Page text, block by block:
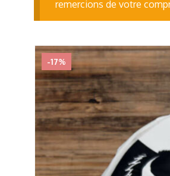
remercions de votre
-17%